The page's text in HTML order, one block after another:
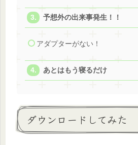
予想外の出来事発生！！
アダプターがない！
あとはもう寝るだけ
ダウンロードしてみた